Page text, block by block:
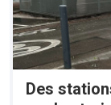
Des